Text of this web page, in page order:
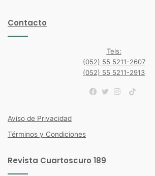
Contacto
Tels:
(052) 55 5211-2607
(052) 55 5211-2913
TikTok
Aviso de Privacidad
Términos y Condiciones
Revista Cuartoscuro 189